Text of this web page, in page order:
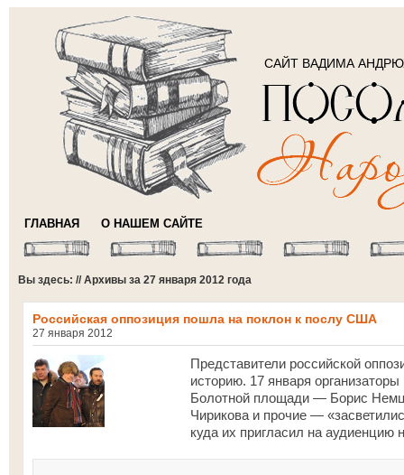
САЙТ ВАДИМА
ГЛАВНАЯ О НАШЕМ САЙТЕ
Вы здесь: // Архивы за 27 января 2012 года
Российская оппозиция пошла на поклон к послу США
27 января 2012
Представители российской
историю. 17 января
Болотной площади — Борис
Чирикова и прочие —
куда их пригласил на